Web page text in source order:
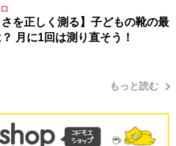
さを正しく測る】子どもの靴の最
月に1回は測り直そう！
もっと読む